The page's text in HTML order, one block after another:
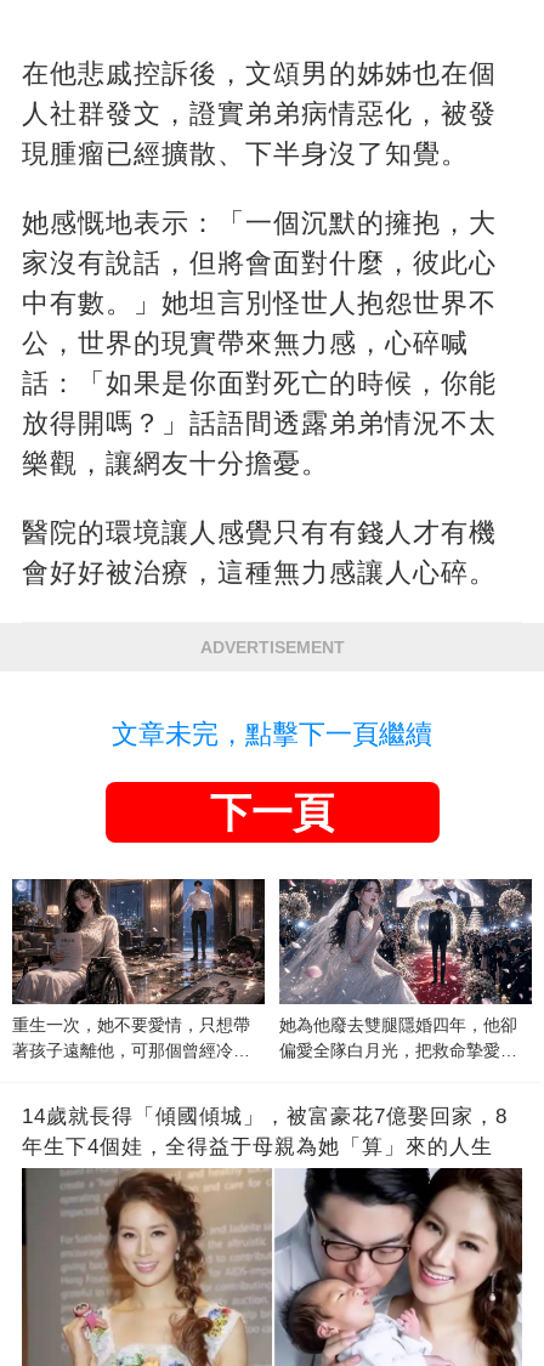
在他悲戚控訴後，文頌男的姊姊也在個
人社群發文，證實弟弟病情惡化，被發
現腫瘤已經擴散、下半身沒了知覺。
她感慨地表示：「一個沉默的擁抱，大
家沒有說話，但將會面對什麼，彼此心
中有數。」她坦言別怪世人抱怨世界不
公，世界的現實帶來無力感，心碎喊
話：「如果是你面對死亡的時候，你能
放得開嗎？」話語間透露弟弟情況不太
樂觀，讓網友十分擔憂。
醫院的環境讓人感覺只有有錢人才有機
會好好被治療，這種無力感讓人心碎。
ADVERTISEMENT
文章未完，點擊下一頁繼續
下一頁
重生一次，她不要愛情，只想帶
著孩子遠離他，可那個曾經冷漠
她為他廢去雙腿隱婚四年，他卻
偏愛全隊白月光，把救命摯愛當
14歲就長得「傾國傾城」，被富豪花7億娶回家，8
年生下4個娃，全得益于母親為她「算」來的人生